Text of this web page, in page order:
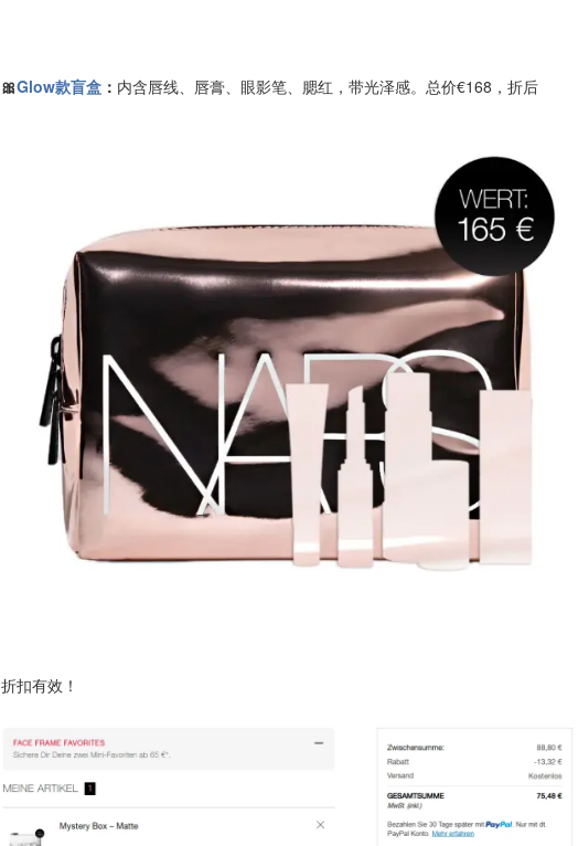
🎀Glow款盲盒 ： 内含唇线、唇膏、眼影笔、腮红，带光泽感。总价€168，折后
折扣有效！